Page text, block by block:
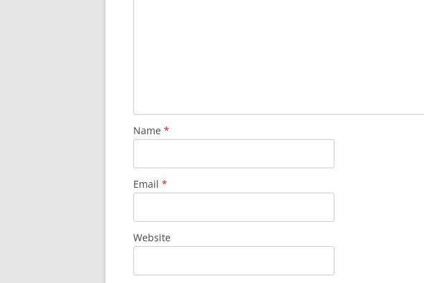
Name *
Email *
Website